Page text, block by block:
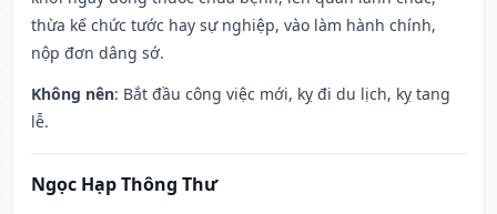
thừa kế chức tước hay sự nghiệp, vào làm hành chính,
nộp đơn dâng sớ.
Không nên: Bắt đầu công việc mới, kỵ đi du lịch, kỵ tang
lễ.
Ngọc Hạp Thông Thư